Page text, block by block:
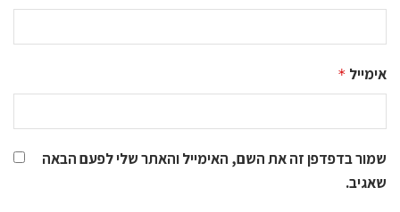
אימייל *
שמור בדפדפן זה את השם, האימייל והאתר שלי לפעם הבאה
שאגיב.